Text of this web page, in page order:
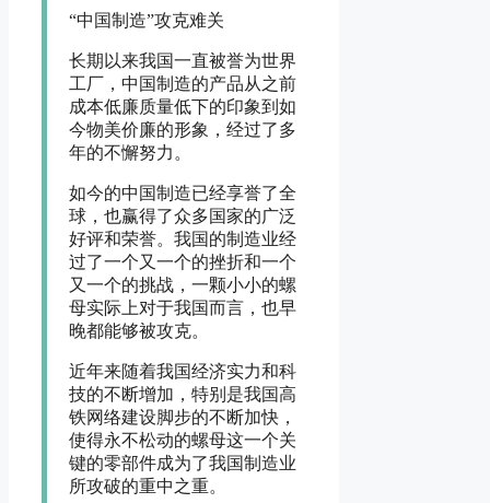
“中国制造”攻克难关
长期以来我国一直被誉为世界
工厂，中国制造的产品从之前
成本低廉质量低下的印象到如
今物美价廉的形象，经过了多
年的不懈努力。
如今的中国制造已经享誉了全
球，也赢得了众多国家的广泛
好评和荣誉。我国的制造业经
过了一个又一个的挫折和一个
又一个的挑战，一颗小小的螺
母实际上对于我国而言，也早
晚都能够被攻克。
近年来随着我国经济实力和科
技的不断增加，特别是我国高
铁网络建设脚步的不断加快，
使得永不松动的螺母这一个关
键的零部件成为了我国制造业
所攻破的重中之重。